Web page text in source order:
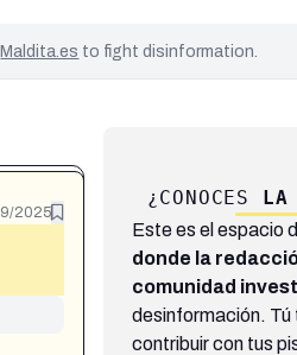
Maldita.es to fight disinformation.
2025
¿CONOCES LA
Este es el espacio
donde la
comunidad
desinformación. Tú
contribuir con tus